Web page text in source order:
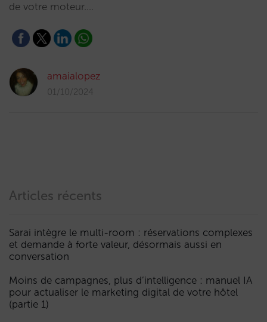
de votre moteur.…
amaialopez
01/10/2024
Articles récents
Sarai intègre le multi-room : réservations complexes
et demande à forte valeur, désormais aussi en
conversation
Moins de campagnes, plus d’intelligence : manuel IA
pour actualiser le marketing digital de votre hôtel
(partie 1)